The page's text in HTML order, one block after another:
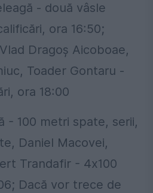
- două vâsle
ora 16:50;
Dragoş Aicoboae,
Toader Gontaru -
ora 18:00
- 100 metri spate, serii,
Daniel Macovei,
Trandafir - 4x100
Dacă vor trece de